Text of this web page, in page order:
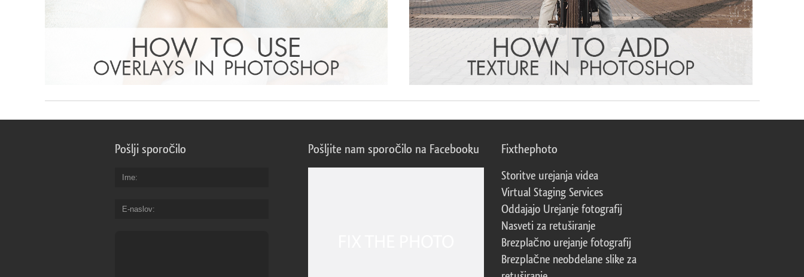
Pošlji sporočilo
Ime
E-naslov
Pošljite nam sporočilo na Facebooku Fixthephoto
Storitve urejanja videa
Virtual Staging Services
Oddajajo Urejanje fotografij
Nasveti za retuširanje
Brezplačno urejanje fotografij
Brezplačne neobdelane slike za